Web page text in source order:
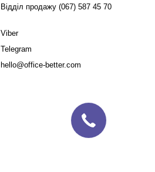
Відділ продажу (067) 587 45 70
Viber
Telegram
hello@office-better.com